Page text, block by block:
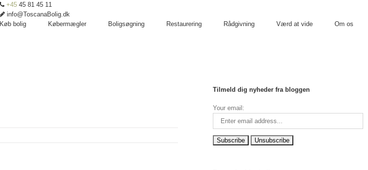
+45 45 81 45 11
info@ToscanaBolig.dk
Køb bolig
Købermægler Boligsøgning Restaurering Rådgivning Værd at vide Om os
Tilmeld dig nyheder fra bloggen
Your email: